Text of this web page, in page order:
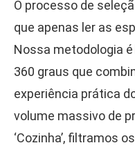
O processo de
que apenas ler as
Nossa metodologia
360 graus que
experiência prática
volume massivo de
‘Cozinha’, filtramos